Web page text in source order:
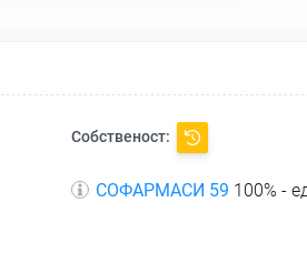
Собственост:
СОФАРМАСИ 59 100% -